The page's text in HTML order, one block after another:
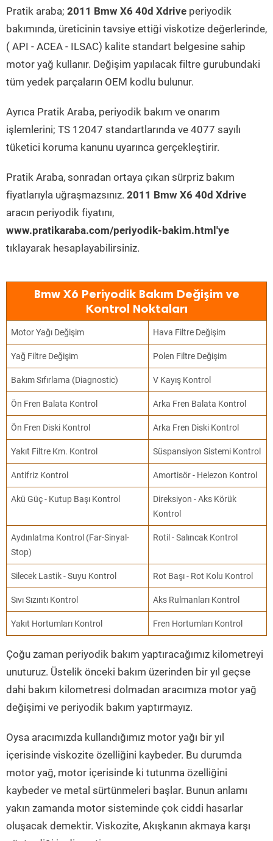
Pratik araba; 2011 Bmw X6 40d Xdrive periyodik
bakımında, üreticinin tavsiye ettiği viskotize değerlerinde,
( API - ACEA - ILSAC) kalite standart belgesine sahip
motor yağ kullanır. Değişim yapılacak filtre gurubundaki
tüm yedek parçaların OEM kodlu bulunur.
Ayrıca Pratik Araba, periyodik bakım ve onarım
işlemlerini; TS 12047 standartlarında ve 4077 sayılı
tüketici koruma kanunu uyarınca gerçekleştirir.
Pratik Araba, sonradan ortaya çıkan sürpriz bakım
fiyatlarıyla uğraşmazsınız. 2011 Bmw X6 40d Xdrive
aracın periyodik fiyatını,
www.pratikaraba.com/periyodik-bakim.html'ye
tıklayarak hesaplayabilirsiniz.
Bmw X6 Periyodik Bakım Değişim ve
Kontrol Noktaları
Motor Yağı Değişim Hava Filtre Değişim
Yağ Filtre Değişim Polen Filtre Değişim
Bakım Sıfırlama (Diagnostic) V Kayış Kontrol
Ön Fren Balata Kontrol Arka Fren Balata Kontrol
Ön Fren Diski Kontrol Arka Fren Diski Kontrol
Yakıt Filtre Km. Kontrol Süspansiyon Sistemi Kontrol
Antifriz Kontrol Amortisör - Helezon Kontrol
Akü Güç - Kutup Başı Kontrol
Direksiyon - Aks Körük
Kontrol
Aydınlatma Kontrol (Far-Sinyal-
Stop)
Rotil - Salıncak Kontrol
Silecek Lastik - Suyu Kontrol Rot Başı - Rot Kolu Kontrol
Sıvı Sızıntı Kontrol Aks Rulmanları Kontrol
Yakıt Hortumları Kontrol Fren Hortumları Kontrol
Çoğu zaman periyodik bakım yaptıracağımız kilometreyi
unuturuz. Üstelik önceki bakım üzerinden bir yıl geçse
dahi bakım kilometresi dolmadan aracımıza motor yağ
değişimi ve periyodik bakım yaptırmayız.
Oysa aracımızda kullandığımız motor yağı bir yıl
içerisinde viskozite özelliğini kaybeder. Bu durumda
motor yağ, motor içerisinde ki tutunma özelliğini
kaybeder ve metal sürtünmeleri başlar. Bunun anlamı
yakın zamanda motor sisteminde çok ciddi hasarlar
oluşacak demektir. Viskozite, Akışkanın akmaya karşı